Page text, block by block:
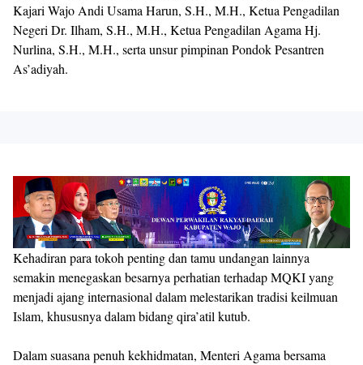
Kajari Wajo Andi Usama Harun, S.H., M.H., Ketua Pengadilan
Negeri Dr. Ilham, S.H., M.H., Ketua Pengadilan Agama Hj.
Nurlina, S.H., M.H., serta unsur pimpinan Pondok Pesantren
As’adiyah.
Kehadiran para tokoh penting dan tamu undangan lainnya
semakin menegaskan besarnya perhatian terhadap MQKI yang
menjadi ajang internasional dalam melestarikan tradisi keilmuan
Islam, khususnya dalam bidang qira’atil kutub.
Dalam suasana penuh kekhidmatan, Menteri Agama bersama